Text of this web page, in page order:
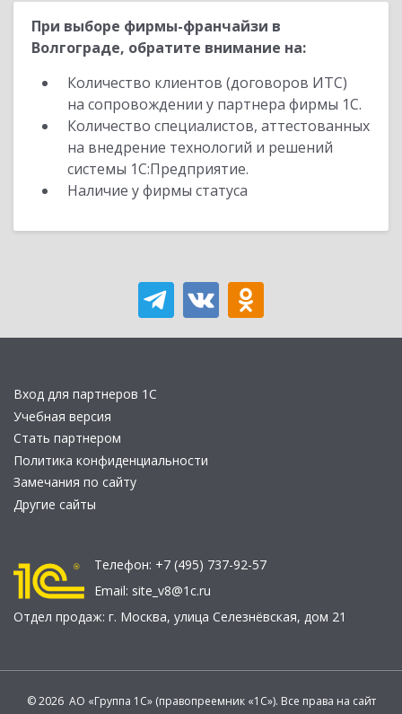
При выборе фирмы-франчайзи в
Волгограде, обратите внимание на:
Количество клиентов (договоров ИТС)
на сопровождении у партнера фирмы 1С.
Количество специалистов, аттестованных
на внедрение технологий и решений
системы 1С:Предприятие.
Наличие у фирмы статуса
Вход для партнеров 1С
Учебная версия
Стать партнером
Политика конфиденциальности
Замечания по сайту
Другие сайты
Телефон: +7 (495) 737-92-57
Email: site_v8@1c.ru
Отдел продаж: г. Москва, улица Селезнёвская, дом 21
© 2026 АО «Группа 1С» (правопреемник «1С»). Все права на сайт